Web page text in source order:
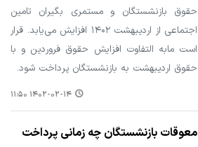
حقوق بازنشستگان و مستمری بگیران تامین
اجتماعی از اردیبهشت ۱۴۰۲ افزایش می‌یابد. قرار
است مابه التفاوت افزایش حقوق فروردین و با
حقوق اردیبهشت به بازنشستگان پرداخت شود.
۱۴۰۲-۰۲-۱۴ ۱۱:۵۰
معوقات بازنشستگان چه زمانی پرداخت